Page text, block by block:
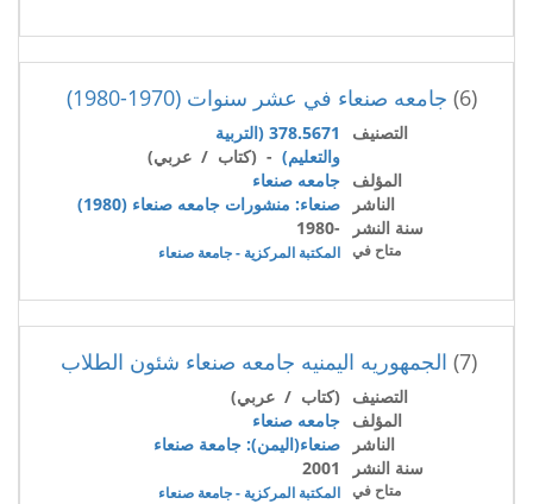
(6) جامعه صنعاء في عشر سنوات (1970-1980)
التصنيف
378.5671 (التربية
والتعليم) - (كتاب / عربي)
المؤلف جامعه صنعاء
الناشر
صنعاء: منشورات جامعه صنعاء (1980)
سنة النشر
-1980
متاح في المكتبة المركزية - جامعة صنعاء
(7) الجمهوريه اليمنيه جامعه صنعاء شئون الطلاب
التصنيف
(كتاب / عربي)
المؤلف جامعه صنعاء
الناشر
صنعاء(اليمن): جامعة صنعاء
سنة النشر
2001
متاح في المكتبة المركزية - جامعة صنعاء